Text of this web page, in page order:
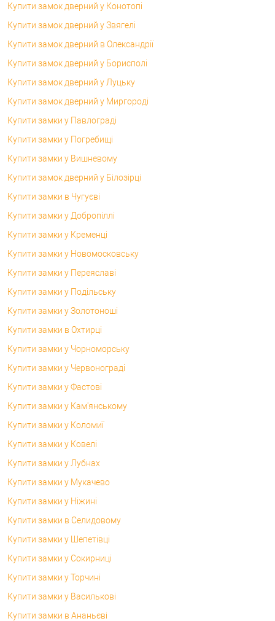
Купити замок дверний у Конотопі
Купити замок дверний у Звягелі
Купити замок дверний в Олександрії
Купити замок дверний у Борисполі
Купити замок дверний у Луцьку
Купити замок дверний у Миргороді
Купити замки у Павлограді
Купити замки у Погребищі
Купити замки у Вишневому
Купити замок дверний у Білозірці
Купити замки в Чугуєві
Купити замки у Добропіллі
Купити замки у Кременці
Купити замки у Новомосковську
Купити замки у Переяславі
Купити замки у Подільську
Купити замки у Золотоноші
Купити замки в Охтирці
Купити замки у Чорноморську
Купити замки у Червонограді
Купити замки у Фастові
Купити замки у Кам'янському
Купити замки у Коломиї
Купити замки у Ковелі
Купити замки у Лубнах
Купити замки у Мукачево
Купити замки у Ніжині
Купити замки в Селидовому
Купити замки у Шепетівці
Купити замки у Сокирниці
Купити замки у Торчині
Купити замки у Василькові
Купити замки в Ананьєві